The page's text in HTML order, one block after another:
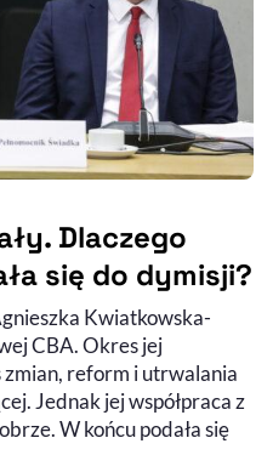
Dlaczego
się do dymisji?
Kwiatkowska-
CBA. Okres jej
zmian, reform i utrwalania
Jednak jej współpraca z
W końcu podała się